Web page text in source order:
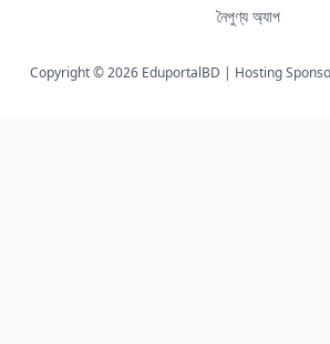
নৈপুণ্য অ্যাপ
Copyright © 2026 EduportalBD | Hosting